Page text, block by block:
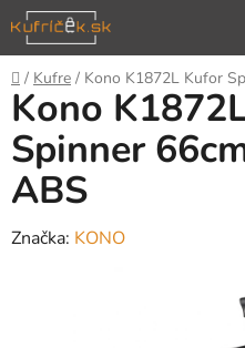
Prejsť
na
obsah
Domov
/ Kufre / Kono K1872L Kufor
Kono
Spinner
ABS
Značka: KONO